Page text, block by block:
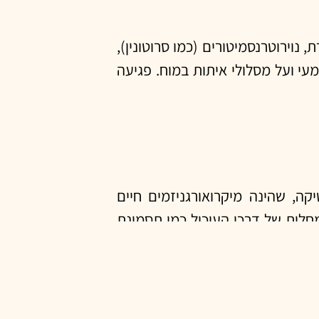
(כמו סרוטונין),
ועל מסלולי איתות במוח. פגיעה
שהינה מיקרואורגניזמים חיים
של דרכי העיכול כמו תסמונת